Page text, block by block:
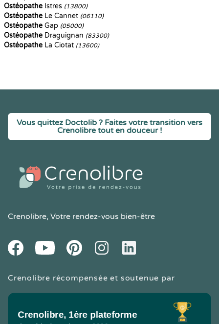
Ostéopathe Istres (13800)
Ostéopathe Le Cannet (06110)
Ostéopathe Gap (05000)
Ostéopathe Draguignan (83300)
Ostéopathe La Ciotat (13600)
Vous quittez Doctolib ? Faites votre transition vers
Crenolibre tout en douceur !
Crenolibre, Votre rendez-vous bien-être
FacebookYoutube PinteresetInstagramLinkedIn
Crenolibre récompensée et soutenue par